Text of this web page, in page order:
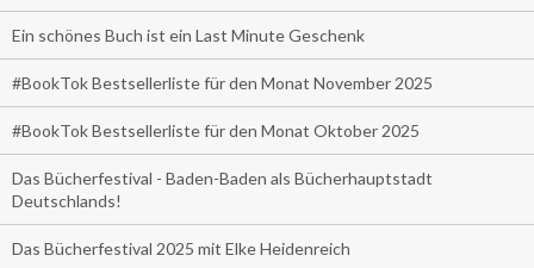
Ein schönes Buch ist ein Last Minute Geschenk
#BookTok Bestsellerliste für den Monat November 2025
#BookTok Bestsellerliste für den Monat Oktober 2025
Das Bücherfestival - Baden-Baden als Bücherhauptstadt
Deutschlands!
Das Bücherfestival 2025 mit Elke Heidenreich